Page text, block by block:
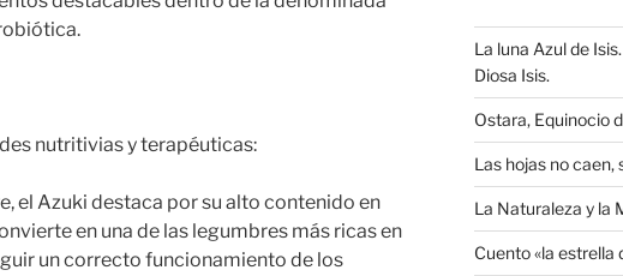
nutritivias y terapéuticas:
el Azuki destaca por su alto contenido en
en una de las legumbres más ricas en
un correcto funcionamiento de los
La luna Azul de
Diosa Isis.
Ostara, Equinocio
Las hojas no caen,
La Naturaleza y la
Cuento «la estrella